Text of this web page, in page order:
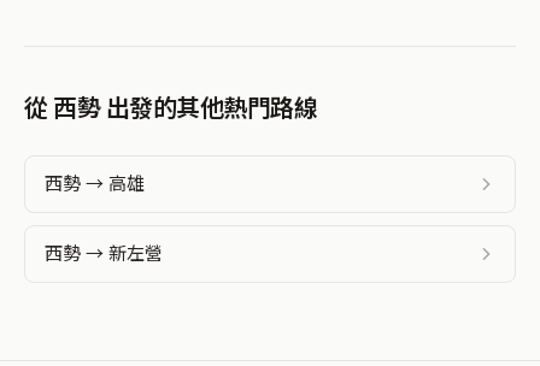
從 西勢 出發的其他熱門路線
西勢 → 高雄
西勢 → 新左營